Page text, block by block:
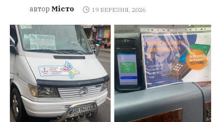
автор Місто 19 БЕРЕЗНЯ, 2026